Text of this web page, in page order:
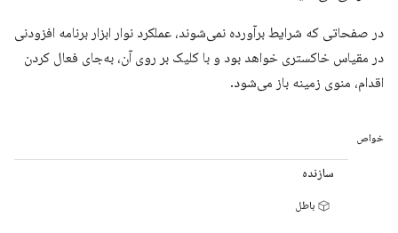
در صفحاتی که شرایط برآورده نمی‌شوند، عملکرد نوار ابزار برنامه افزودنی
در مقیاس خاکستری خواهد بود و با کلیک بر روی آن، به‌جای فعال کردن
اقدام، منوی زمینه باز می‌شود.
خواص
سازنده
باطل